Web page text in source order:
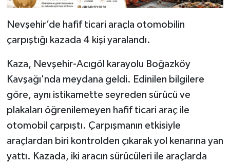
Nevşehir’de hafif ticari araçla otomobilin
çarpıştığı kazada 4 kişi yaralandı.
Kaza, Nevşehir-Acıgöl karayolu Boğazköy
Kavşağı'nda meydana geldi. Edinilen bilgilere
göre, aynı istikamette seyreden sürücü ve
plakaları öğrenilemeyen hafif ticari araç ile
otomobil çarpıştı. Çarpışmanın etkisiyle
araçlardan biri kontrolden çıkarak yol kenarına yan
yattı. Kazada, iki aracın sürücüleri ile araçlarda